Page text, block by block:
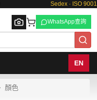
Sedex · ISO 9001
Browse
WhatsApp查詢
EN
顏色